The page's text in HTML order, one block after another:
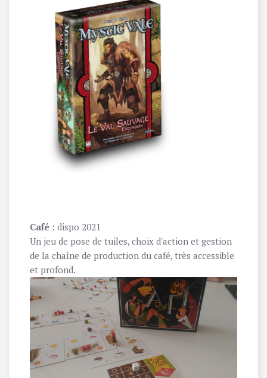
Café : dispo 2021
Un jeu de pose de tuiles, choix d'action et gestion
de la chaîne de production du café, très accessible
et profond.